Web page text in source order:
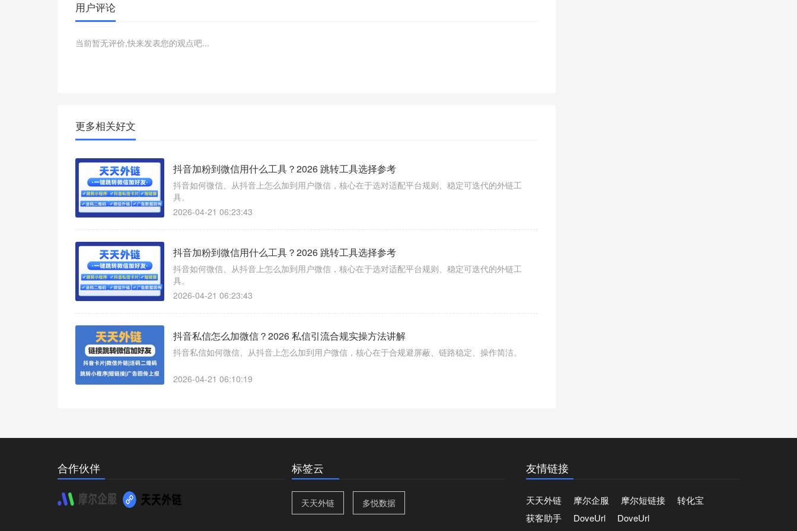
用户评论
当前暂无评价,快来发表您的观点吧...
更多相关好文
抖音加粉到微信用什么工具？2026 跳转工具选择参考
抖音如何微信、从抖音上怎么加到用户微信，核心在于选对适配平台规则、稳定可迭代的外链工
具。
2026-04-21 06:23:43
抖音加粉到微信用什么工具？2026 跳转工具选择参考
抖音如何微信、从抖音上怎么加到用户微信，核心在于选对适配平台规则、稳定可迭代的外链工
具。
2026-04-21 06:23:43
抖音私信怎么加微信？2026 私信引流合规实操方法讲解
抖音私信如何微信、从抖音上怎么加到用户微信，核心在于合规避屏蔽、链路稳定、操作简洁。
2026-04-21 06:10:19
合作伙伴 标签云
天天外链 多悦数据
友情链接
天天外链 摩尔企服 摩尔短链接
转化宝
获客助手
DoveUrl DoveUrl